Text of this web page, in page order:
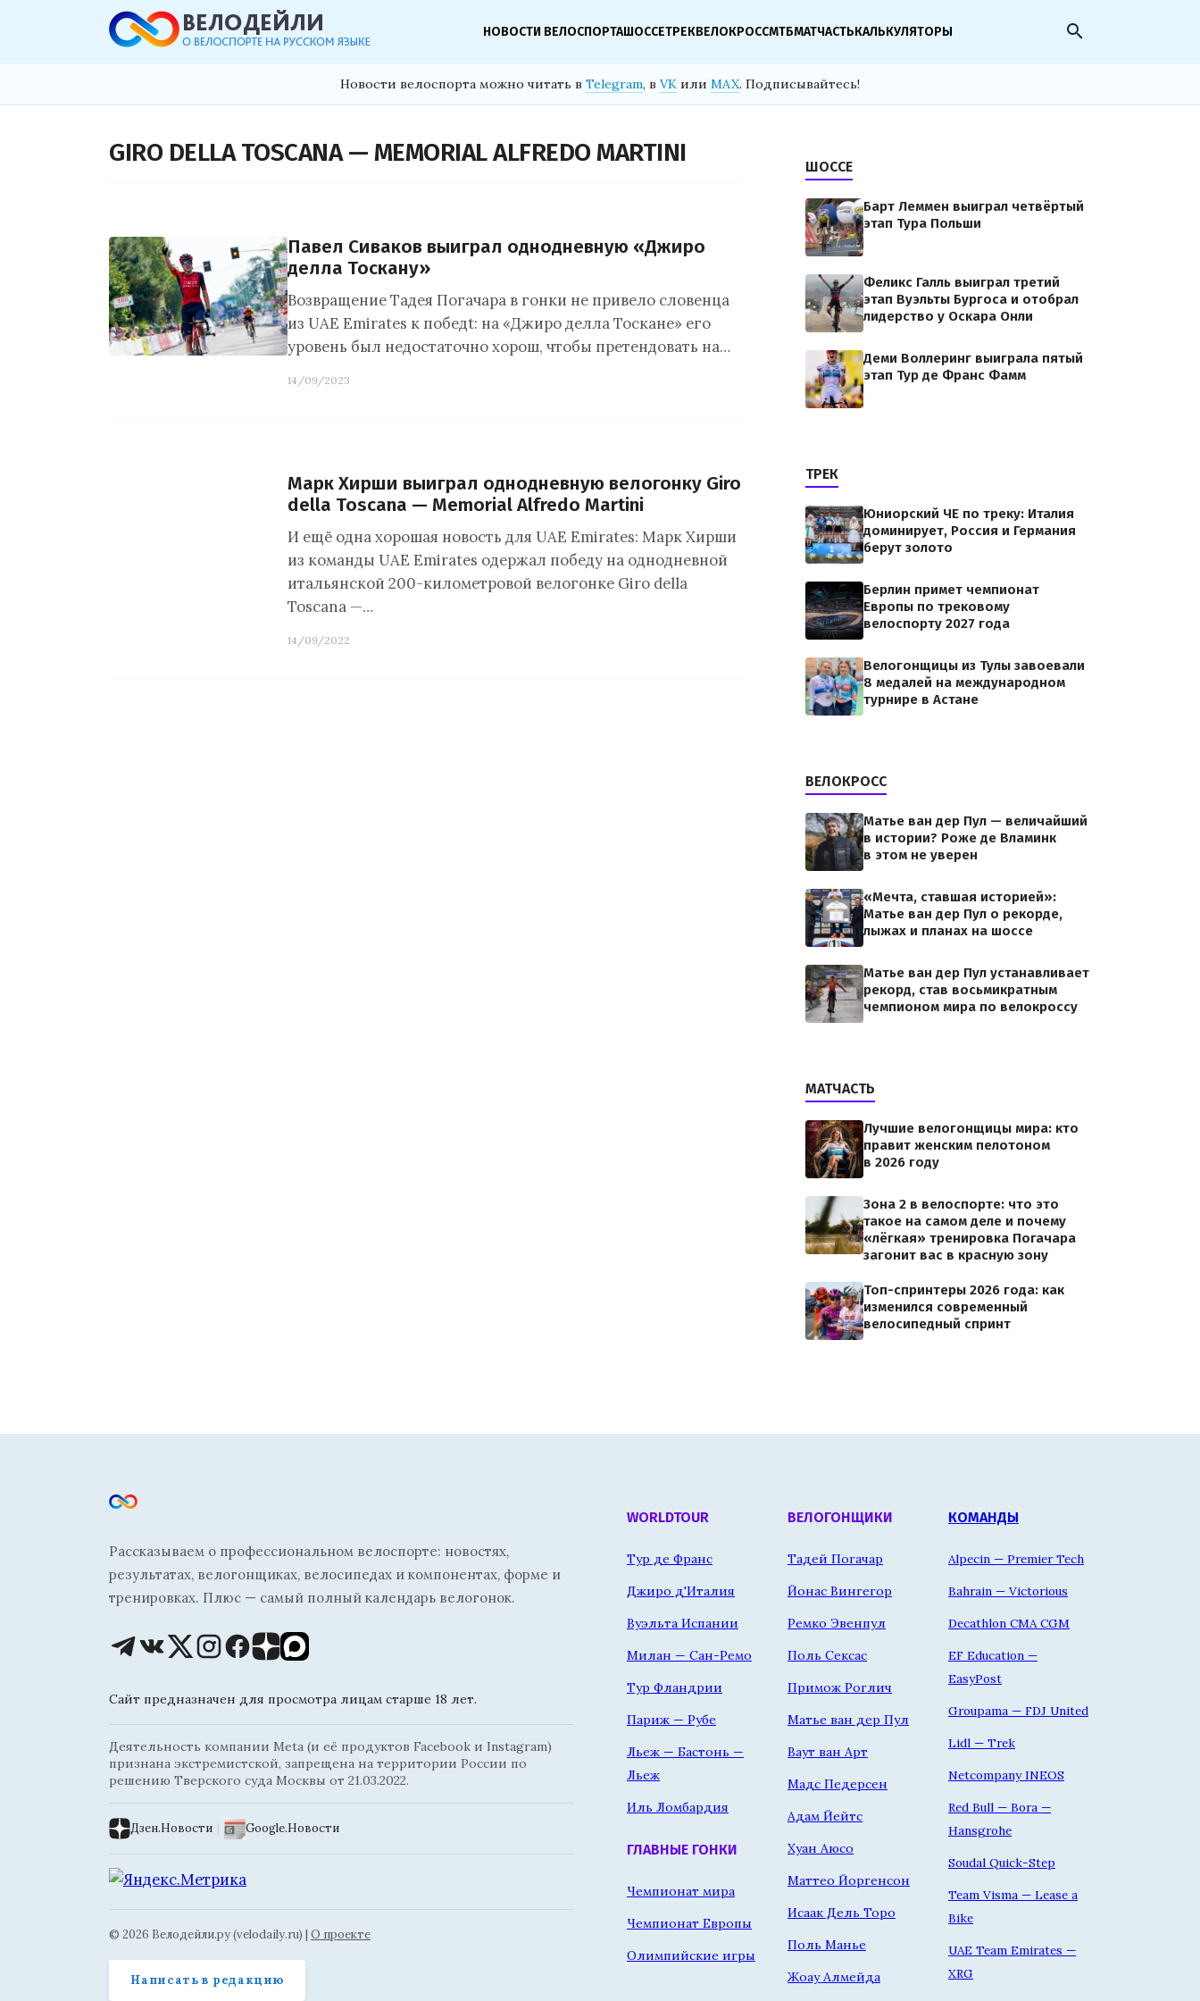
НОВОСТИ ВЕЛОСПОРТАШОССЕТРЕКВЕЛОКРОССМТБМАТЧАСТЬКАЛЬКУЛЯТОРЫ search
Новости велоспорта можно читать в Telegram, в VK или MAX. Подписывайтесь!
GIRO DELLA TOSCANA — MEMORIAL ALFREDO MARTINI
Павел Сиваков выиграл однодневную «Джиро
делла Тоскану»
Возвращение Тадея Погачара в гонки не привело словенца
из UAE Emirates к победt: на «Джиро делла Тоскане» его
уровень был недостаточно хорош, чтобы претендовать на…
14/09/2023
Марк Хирши выиграл однодневную велогонку Giro
della Toscana — Memorial Alfredo Martini
И ещё одна хорошая новость для UAE Emirates: Марк Хирши
из команды UAE Emirates одержал победу на однодневной
итальянской 200-километровой велогонке Giro della
Toscana —…
14/09/2022
ШОССЕ
Барт Леммен выиграл четвёртый
этап Тура Польши
Феликс Галль выиграл третий
этап Вуэльты Бургоса и отобрал
лидерство у Оскара Онли
Деми Воллеринг выиграла пятый
этап Тур де Франс Фамм
ТРЕК
Юниорский ЧЕ по треку: Италия
доминирует, Россия и Германия
берут золото
Берлин примет чемпионат
Европы по трековому
велоспорту 2027 года
Велогонщицы из Тулы завоевали
8 медалей на международном
турнире в Астане
ВЕЛОКРОСС
Матье ван дер Пул — величайший
в истории? Роже де Вламинк
в этом не уверен
«Мечта, ставшая историей»:
Матье ван дер Пул о рекорде,
лыжах и планах на шоссе
Матье ван дер Пул устанавливает
рекорд, став восьмикратным
чемпионом мира по велокроссу
МАТЧАСТЬ
Лучшие велогонщицы мира: кто
правит женским пелотоном
в 2026 году
Зона 2 в велоспорте: что это
такое на самом деле и почему
«лёгкая» тренировка Погачара
загонит вас в красную зону
Топ-спринтеры 2026 года: как
изменился современный
велосипедный спринт
Рассказываем о профессиональном велоспорте: новостях,
результатах, велогонщиках, велосипедах и компонентах, форме и
тренировках. Плюс — самый полный календарь велогонок.
Сайт предназначен для просмотра лицам старше 18 лет.
Деятельность компании Meta (и её продуктов Facebook и Instagram)
признана экстремистской, запрещена на территории России по
решению Тверского суда Москвы от 21.03.2022.
Дзен.Новости | Google.Новости
© 2026 Велодейли.ру (velodaily.ru) | О проекте
Написать в редакцию
WORLDTOUR
Тур де Франс
Джиро д'Италия
Вуэльта Испании
Милан — Сан-Ремо
Тур Фландрии
Париж — Рубе
Льеж — Бастонь —
Льеж
Иль Ломбардия
ГЛАВНЫЕ ГОНКИ
Чемпионат мира
Чемпионат Европы
Олимпийские игры
ВЕЛОГОНЩИКИ
Тадей Погачар
Йонас Вингегор
Ремко Эвенпул
Поль Сексас
Примож Роглич
Матье ван дер Пул
Ваут ван Арт
Мадс Педерсен
Адам Йейтс
Хуан Аюсо
Маттео Йоргенсон
Исаак Дель Торо
Поль Манье
Жоау Алмейда
КОМАНДЫ
Alpecin — Premier Tech
Bahrain — Victorious
Decathlon CMA CGM
EF Education —
EasyPost
Groupama — FDJ United
Lidl — Trek
Netcompany INEOS
Red Bull — Bora —
Hansgrohe
Soudal Quick-Step
Team Visma — Lease a
Bike
UAE Team Emirates —
XRG